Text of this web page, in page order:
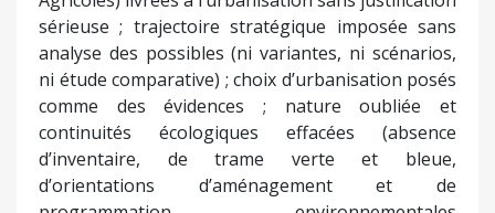
Erreurs et lacunes « très graves »
Frédéric Poletti écrit « Ce n’est pas un plan
d’urbanisme, c’est un plan de contournement des
lois, des règles, de la nature, du débat, et de